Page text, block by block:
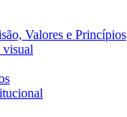
Valores e Princípios
visual